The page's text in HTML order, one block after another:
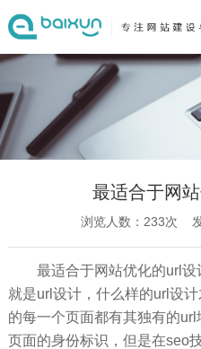
最适合于网
浏览人数： 233次 发
最适合于网站优化的url设
就是url设计，什么样的url设
的每一个页面都有其独有的
页面的身份标识，但是在seo